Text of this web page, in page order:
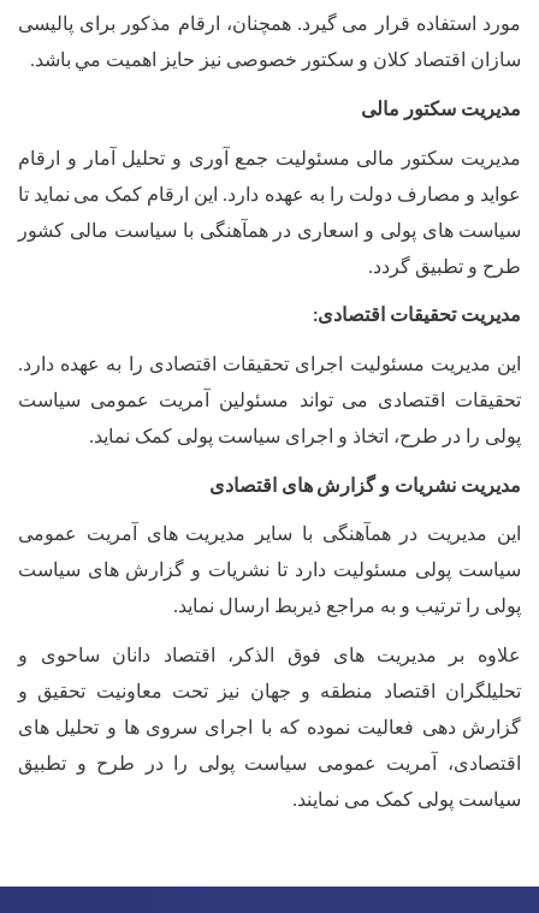
مورد استفاده قرار می گیرد. همچنان، ارقام مذکور برای پالیسی
سازان اقتصاد کلان و سکتور خصوصی نیز حايز اهميت مي باشد.
مدیریت سکتور مالی
مدیریت سکتور مالی مسئولیت جمع
آوری و تحلیل آمار و ارقام
عواید و مصارف دولت را به عهده دارد. این ارقام کمک می نماید تا
سیاست های پولی و اسعاری در همآهنگی با سیاست مالی کشور
طرح و تطبیق گردد.
مدیریت تحقیقات اقتصادی:
این مدیریت مسئولیت اجرای تحقیقات اقتصادی را به عهده دارد.
تحقیقات اقتصادی می تواند مسئولین آمریت عمومی سیاست
پولی را در طرح، اتخاذ و اجرای سیاست پولی کمک نماید.
مدیریت نشریات و گزارش های اقتصادی
این مدیریت در همآهنگی با سایر مدیریت های آمریت عمومی
سیاست پولی مسئولیت دارد تا نشریات و گزارش های سیاست
پولی را ترتیب و به مراجع ذیربط ارسال نماید.
علاوه بر مدیریت
های فوق الذکر، اقتصاد دانان ساحوی و
تحلیلگران اقتصاد منطقه و جهان نیز تحت معاونیت تحقیق و
گزارش دهی فعالیت نموده که با اجرای سروی ها و تحلیل های
اقتصادی، آمریت عمومی سیاست پولی را در طرح و تطبیق
سیاست پولی کمک می نمایند.